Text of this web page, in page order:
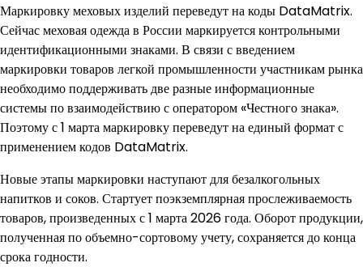
Маркировку меховых изделий переведут на коды DataMatrix.
Сейчас меховая одежда в России маркируется контрольными
идентификационными знаками. В связи с введением
маркировки товаров легкой промышленности участникам рынка
необходимо поддерживать две разные информационные
системы по взаимодействию с оператором «Честного знака».
Поэтому с 1 марта маркировку переведут на единый формат с
применением кодов DataMatrix.
Новые этапы маркировки наступают для безалкогольных
напитков и соков. Стартует поэкземплярная прослеживаемость
товаров, произведенных с 1 марта 2026 года. Оборот продукции,
полученная по объемно-сортовому учету, сохраняется до конца
срока годности.